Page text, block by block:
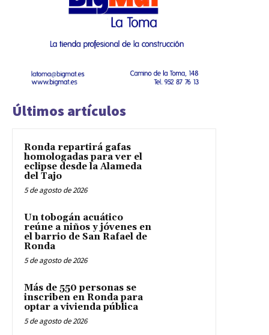
Últimos artículos
Ronda repartirá gafas
homologadas para ver el
eclipse desde la Alameda
del Tajo
5 de agosto de 2026
Un tobogán acuático
reúne a niños y jóvenes en
el barrio de San Rafael de
Ronda
5 de agosto de 2026
Más de 550 personas se
inscriben en Ronda para
optar a vivienda pública
5 de agosto de 2026